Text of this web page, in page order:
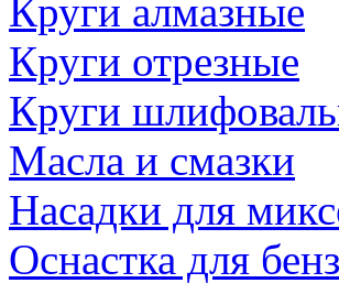
Круги алмазные
Круги отрезные
Круги
Масла и смазки
Насадки для
Оснастка для